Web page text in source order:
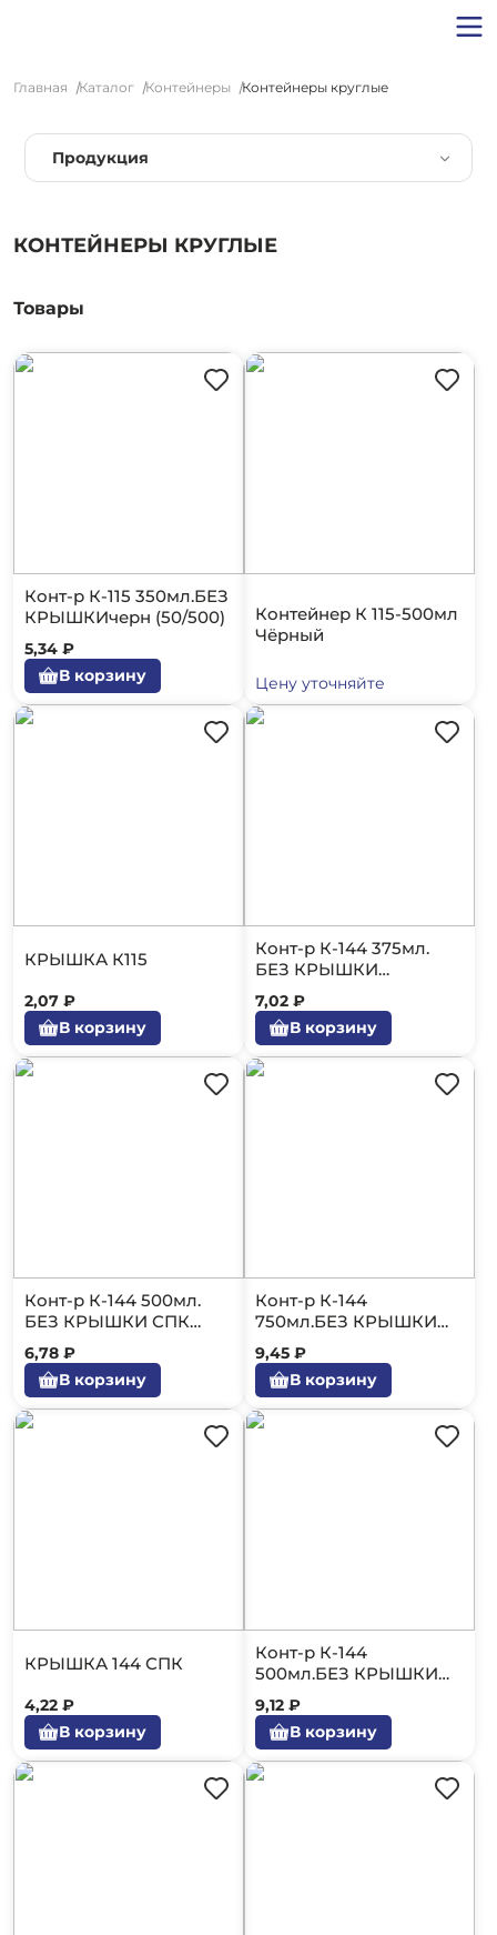
Главная Каталог Контейнеры Контейнеры круглые
Продукция
КОНТЕЙНЕРЫ КРУГЛЫЕ
Товары
Конт-р К-115 350мл.БЕЗ
КРЫШКИчерн (50/500)
5,34 ₽
В корзину
Контейнер К 115-500мл
Чёрный
Цену уточняйте
КРЫШКА К115
2,07 ₽
В корзину
Конт-р К-144 375мл.
БЕЗ КРЫШКИ
Черный/300
7,02 ₽
В корзину
Конт-р К-144 500мл.
БЕЗ КРЫШКИ СПК
Черный/300
6,78 ₽
В корзину
Конт-р К-144
750мл.БЕЗ КРЫШКИ
ПОЛИЭР Черный/300
9,45 ₽
В корзину
КРЫШКА 144 СПК
4,22 ₽
В корзину
Конт-р К-144
500мл.БЕЗ КРЫШКИ
ПОЛИЭР Черный/300
9,12 ₽
В корзину